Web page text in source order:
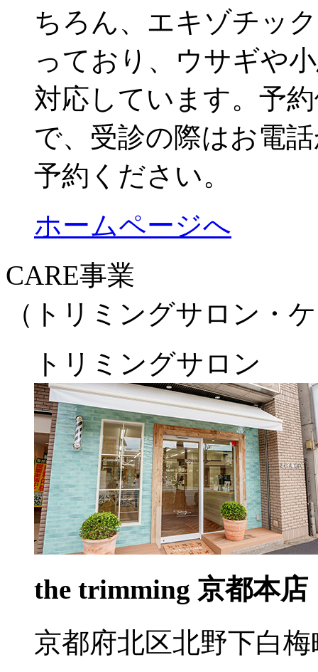
ちろん、エキゾチッ
っており、ウサギや
対応しています。予
で、受診の際はお電
予約ください。
ホームページへ
CARE事業
（トリミングサロン・
トリミングサロン
the trimming 京都本店
京都府北区北野下白